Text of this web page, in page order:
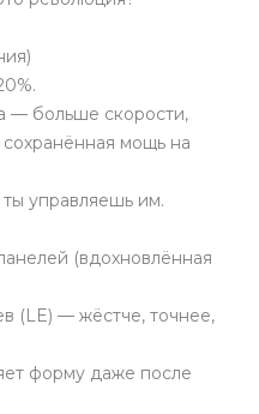
— больше скорости,
мощь на
управляешь им.
(вдохновлённая
(LE) — жёстче, точнее,
форму даже после